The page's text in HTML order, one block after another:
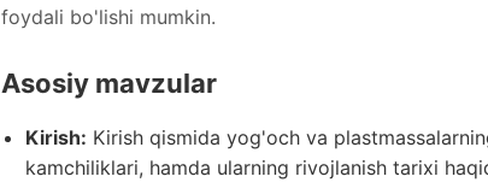
foydali bo'lishi mumkin.
Asosiy mavzular
Kirish: Kirish qismida yog'och va
kamchiliklari, hamda ularning rivojlanish tarixi